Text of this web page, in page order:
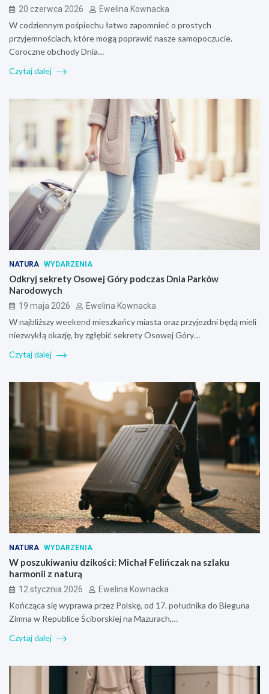
20 czerwca 2026 Ewelina Kownacka
W codziennym pośpiechu łatwo zapomnieć o prostych
przyjemnościach, które mogą poprawić nasze samopoczucie.
Coroczne obchody Dnia…
Czytaj dalej
NATURA WYDARZENIA
Odkryj sekrety Osowej Góry podczas Dnia Parków
Narodowych
19 maja 2026 Ewelina Kownacka
W najbliższy weekend mieszkańcy miasta oraz przyjezdni będą mieli
niezwykłą okazję, by zgłębić sekrety Osowej Góry…
Czytaj dalej
NATURA WYDARZENIA
W poszukiwaniu dzikości: Michał Felińczak na szlaku
harmonii z naturą
12 stycznia 2026 Ewelina Kownacka
Kończąca się wyprawa przez Polskę, od 17. południka do Bieguna
Zimna w Republice Ściborskiej na Mazurach,…
Czytaj dalej